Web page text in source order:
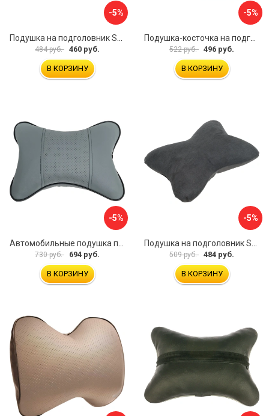
-5%
484 руб. 460 руб.
В КОРЗИНУ
-5%
522 руб. 496 руб.
В КОРЗИНУ
-5%
730 руб. 694 руб.
В КОРЗИНУ
-5%
509 руб. 484 руб.
В КОРЗИНУ